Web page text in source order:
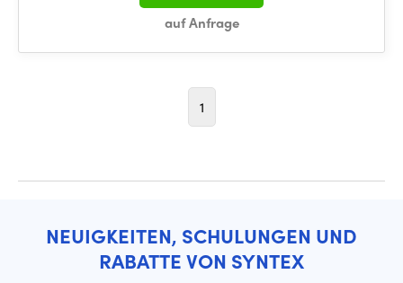
auf Anfrage
1
NEUIGKEITEN, SCHULUNGEN UND
RABATTE VON SYNTEX